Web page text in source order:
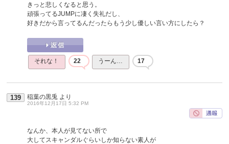
きっと悲しくなると思う。
頑張ってるJUMPに凄く失礼だし、
好きだから言ってるんだったらもう少し優しい言い方にしたら？
それな！ 22 うーん… 17
139 稲葉の黒兎 より
2016年12月17日 5:32 PM
なんか、本人が見てない所で
大してスキャンダルぐらいしか知らない素人が